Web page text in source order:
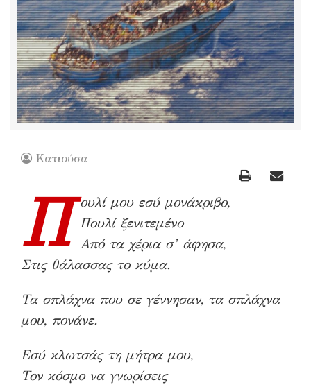
Κατιούσα
Π
ουλί μου εσύ μονάκριβο,
Πουλί ξενιτεμένο
Από τα χέρια σ’ άφησα,
Στις θάλασσας το κύμα.
Τα σπλάχνα που σε γέννησαν, τα σπλάχνα
μου, πονάνε.
Εσύ κλωτσάς τη μήτρα μου,
Τον κόσμο να γνωρίσεις